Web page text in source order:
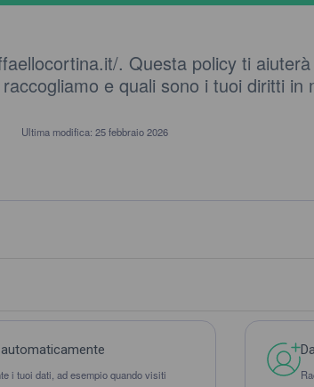
. Questa policy ti
e quali sono i tuoi diritti in
Ultima modifica: 25 febbraio 2026
i tuoi dati, ad esempio quando visiti